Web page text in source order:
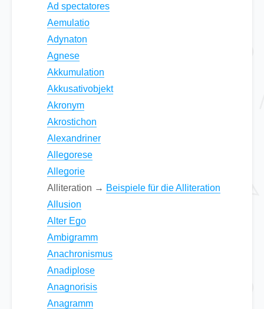
Ad spec­ta­to­res
Aemulatio
Adynaton
Agnese
Akkumulation
Akkusativobjekt
Akronym
Akrostichon
Alexandriner
Allegorese
Allegorie
Alliteration → Beispiele für die Alliteration
Allusion
Alter Ego
Ambigramm
Anachronismus
Anadiplose
Anagnorisis
Anagramm